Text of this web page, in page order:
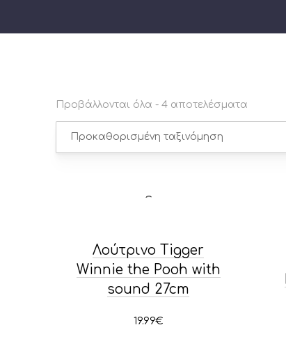
Προβάλλονται όλα - 4 αποτελέσματα
Λούτρινο Tigger
Winnie the Pooh with
sound 27cm
19.99€
PREVIOUS